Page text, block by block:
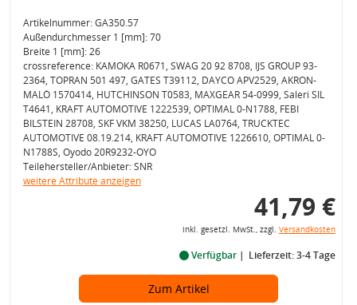
Artikelnummer: GA350.57
Außendurchmesser 1 [mm]: 70
Breite 1 [mm]: 26
crossreference: KAMOKA R0671, SWAG 20 92 8708, IJS GROUP 93-
2364, TOPRAN 501 497, GATES T39112, DAYCO APV2529, AKRON-
MALÒ 1570414, HUTCHINSON T0583, MAXGEAR 54-0999, Saleri SIL
T4641, KRAFT AUTOMOTIVE 1222539, OPTIMAL 0-N1788, FEBI
BILSTEIN 28708, SKF VKM 38250, LUCAS LA0764, TRUCKTEC
AUTOMOTIVE 08.19.214, KRAFT AUTOMOTIVE 1226610, OPTIMAL 0-
N1788S, Oyodo 20R9232-OYO
Teilehersteller/Anbieter: SNR
weitere Attribute anzeigen
41,79 €
inkl. gesetzl. MwSt., zzgl. Versandkosten
Verfügbar Lieferzeit: 3-4 Tage
Zum Artikel